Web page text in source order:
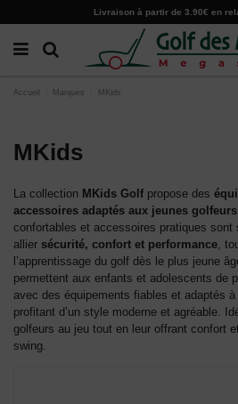
Livraison à partir de 3.90€ en
Accueil Marques MKids
MKids
La collection MKids Golfpropose des
accessoires adaptés aux jeunes golfeurs
confortables et accessoires pratiques sont
allier sécurité, confort et performance,
l’apprentissage du golf dès le plus jeune
permettent aux enfants et adolescents de
avec des équipements fiables et adaptés
profitant d’un style moderne et agréable.
golfeurs au jeu tout en leur offrant confort
swing.
Paramètres des cookies